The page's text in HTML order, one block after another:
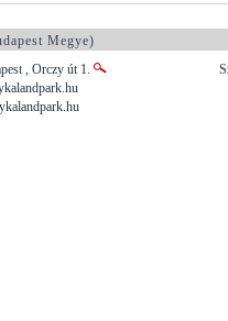
Megye)
, Orczy út 1.